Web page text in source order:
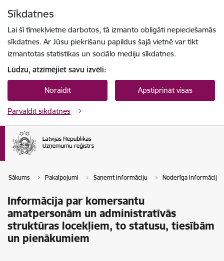
Sīkdatnes
Lai šī tīmekļvietne darbotos, tā izmanto obligāti nepieciešamās
sīkdatnes. Ar Jūsu piekrišanu papildus šajā vietnē var tikt
izmantotas statistikas un sociālo mediju sīkdatnes.
Lūdzu, atzīmējiet savu izvēli:
Noraidīt Apstiprināt visas
Pārvaldīt sīkdatnes
Sākums Pakalpojumi Saņemt informāciju Noderīga informācija
Informācija par komersantu
amatpersonām un administratīvās
struktūras locekļiem, to statusu, tiesībām
un pienākumiem